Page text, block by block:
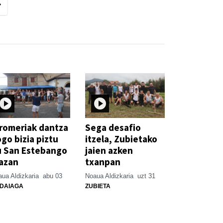
dantza
bizia piztu
San Estebango
Aldizkaria abu 03
Sega desafio
itzela, Zubietako
jaien azken
txanpan
Noaua Aldizkaria uzt 31
ZUBIETA